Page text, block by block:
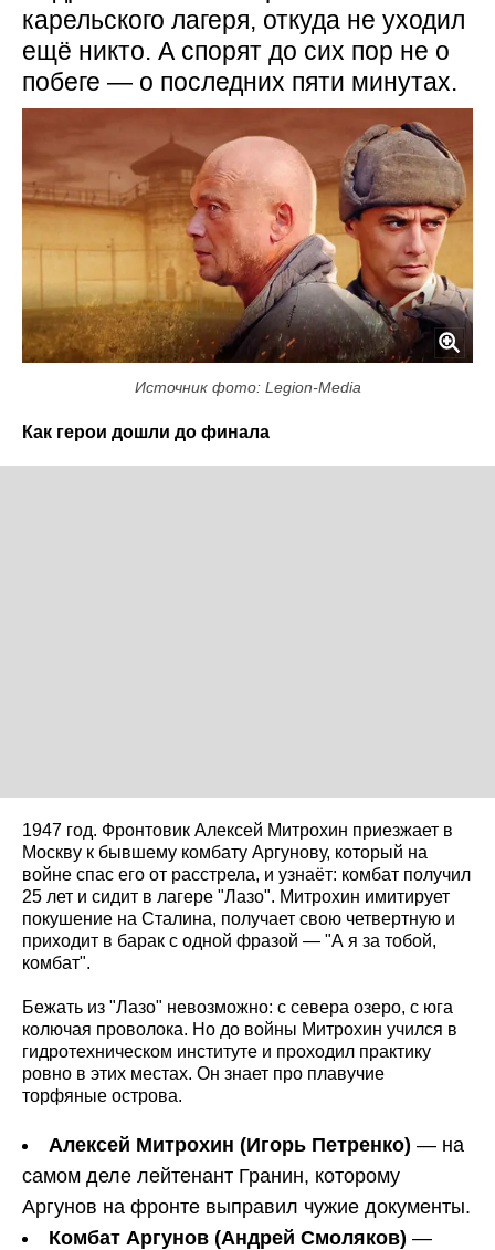
карельского лагеря, откуда не уходил
ещё никто. А спорят до сих пор не о
побеге — о последних пяти минутах.
Источник фото: Legion-Media
Как герои дошли до финала
1947 год. Фронтовик Алексей Митрохин приезжает в
Москву к бывшему комбату Аргунову, который на
войне спас его от расстрела, и узнаёт: комбат получил
25 лет и сидит в лагере "Лазо". Митрохин имитирует
покушение на Сталина, получает свою четвертную и
приходит в барак с одной фразой — "А я за тобой,
комбат".
Бежать из "Лазо" невозможно: с севера озеро, с юга
колючая проволока. Но до войны Митрохин учился в
гидротехническом институте и проходил практику
ровно в этих местах. Он знает про плавучие
торфяные острова.
Алексей Митрохин (Игорь Петренко) — на
самом деле лейтенант Гранин, которому
Аргунов на фронте выправил чужие документы.
Комбат Аргунов (Андрей Смоляков) —